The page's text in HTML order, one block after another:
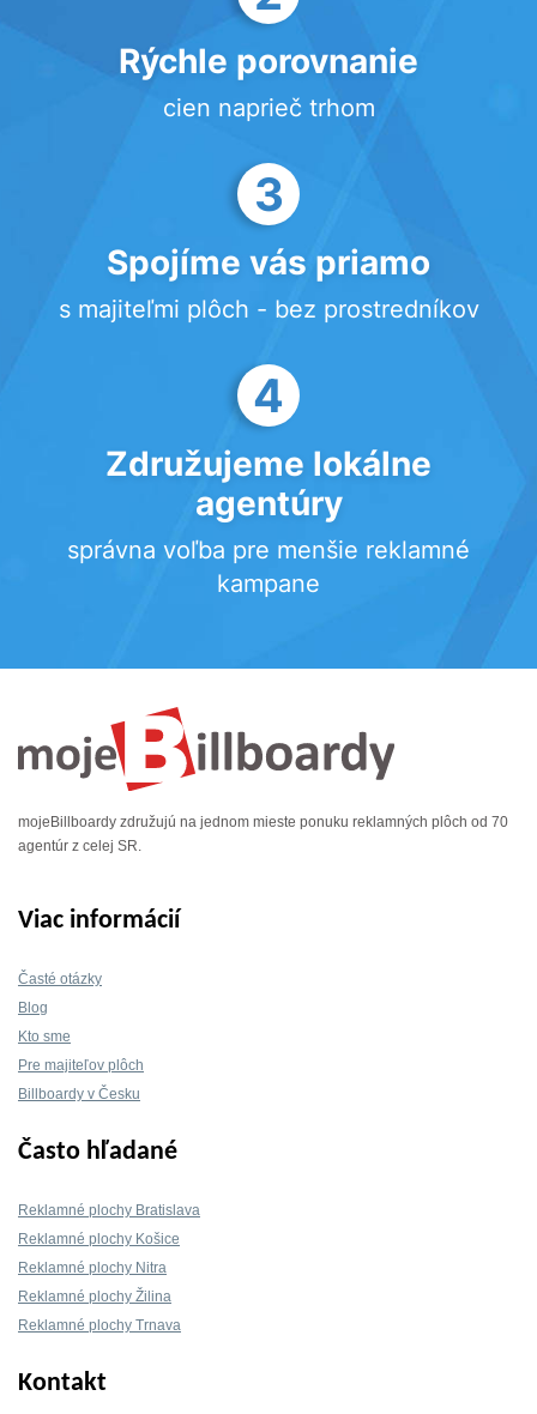
Rýchle porovnanie
cien naprieč trhom
3
Spojíme vás priamo
s majiteľmi plôch - bez prostredníkov
4
Združujeme lokálne
agentúry
správna voľba pre menšie reklamné
kampane
mojeBillboardy združujú na jednom mieste ponuku reklamných plôch od 70
agentúr z celej SR.
Viac informácií
Časté otázky
Blog
Kto sme
Pre majiteľov plôch
Billboardy v Česku
Často hľadané
Reklamné plochy Bratislava
Reklamné plochy Košice
Reklamné plochy Nitra
Reklamné plochy Žilina
Reklamné plochy Trnava
Kontakt